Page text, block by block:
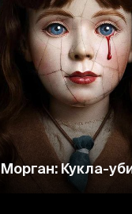
Морган: Кукла-
3.6